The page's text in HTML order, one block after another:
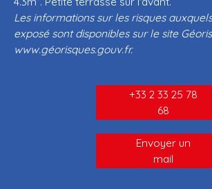
Les informations sur les risques
exposé sont disponibles sur le site
www.géorisques.gouv.fr.
+33 2 33 25 78
68
Envoyer un
mail